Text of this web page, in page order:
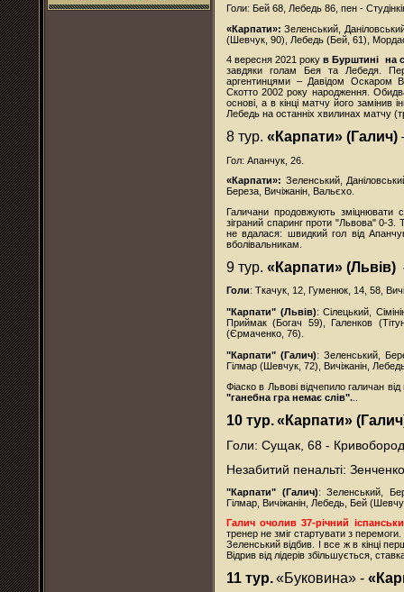
Голи: Бей 68, Лебедь 86, пен -
«Карпати»: Зеленський,
(Шевчук, 90), Лебедь (Бей, 61),
4 вересня 2021 рокув Бурштині на
завдяки голам Бея та Лебедя.
аргентинцями – Давідом Оскаром
Скотто 2002 року народження.
основі, а в кінці матчу його замінив
Лебедь на останніх хвилинах матчу
8 тур. «Карпати» (Галич)
Гол: Апанчук, 26.
«Карпати»: Зеленський,
Береза, Вичіжанін, Вальєхо.
Галичани продовжують
зіграний спаринг проти "Львова" 0-3.
не вдалася: швидкий гол від
вболівальникам.
9 тур. «Карпати» (Львів)
Голи: Ткачук, 12, Гуменюк, 14, 58,
"Карпати" (Львів): Сілецький,
Приймак (Богач 59), Галенков
(Єрмаченко, 76).
"Карпати" (Галич): Зеленський,
Гілмар (Шевчук, 72), Вичіжанін,
Фіаско в Львові відчепило галичан
"ганебна гра немає слів".
10 тур.«Карпати»
Голи: Сущак, 68 -
Незабитий пенальті:
"Карпати" (Галич): Зеленський,
Гілмар, Вичіжанін, Лебедь, Бей
Галич очолив 37-річний
тренер не зміг стартувати з
Зеленський відбив. І все ж в кінці
Відрив від лідерів збільшується,
11 тур.«Буковина» -